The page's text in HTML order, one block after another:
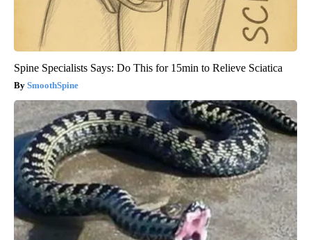
Spine Specialists Says: Do This for 15min to Relieve Sciatica
SmoothSpine